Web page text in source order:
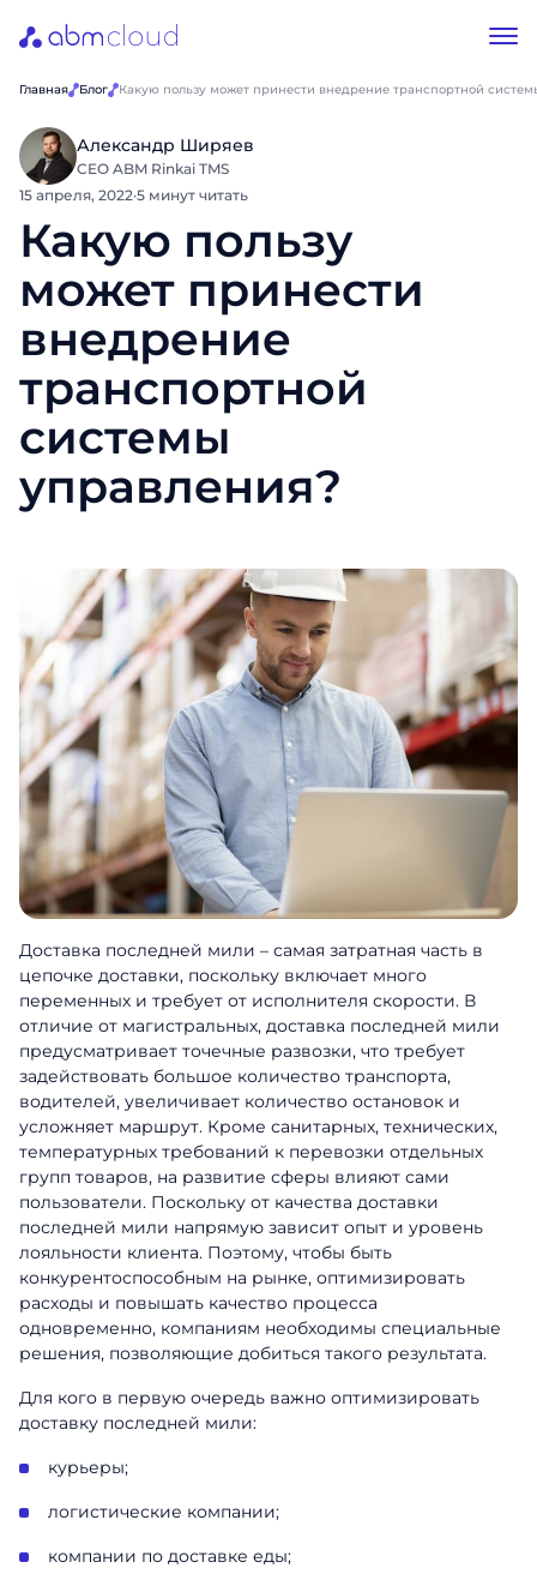
Главная Блог Какую пользу может принести внедрение транспортной
Александр Ширяев
CEO ABM Rinkai TMS
15 апреля, 2022·5 минут читать
Какую пользу
может принести
внедрение
транспортной
системы
управления?
Доставка последней мили – самая затратная часть в
цепочке доставки, поскольку включает много
переменных и требует от исполнителя скорости. В
отличие от магистральных, доставка последней мили
предусматривает точечные развозки, что требует
задействовать большое количество транспорта,
водителей, увеличивает количество остановок и
усложняет маршрут. Кроме санитарных, технических,
температурных требований к перевозки отдельных
групп товаров, на развитие сферы влияют сами
пользователи. Поскольку от качества доставки
последней мили напрямую зависит опыт и уровень
лояльности клиента. Поэтому, чтобы быть
конкурентоспособным на рынке, оптимизировать
расходы и повышать качество процесса
одновременно, компаниям необходимы специальные
решения, позволяющие добиться такого результата.
Для кого в первую очередь важно оптимизировать
доставку последней мили:
курьеры;
логистические компании;
компании по доставке еды;